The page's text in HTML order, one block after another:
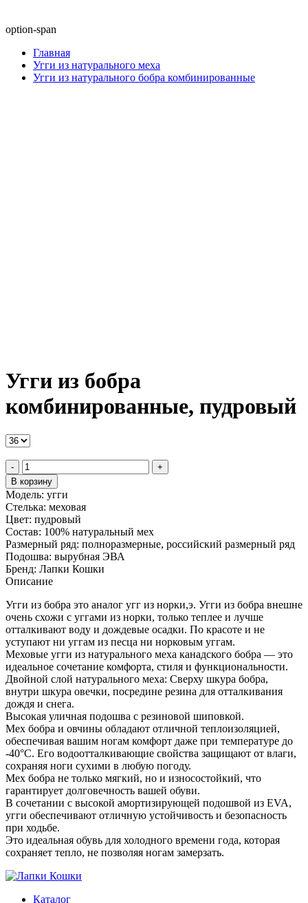
option-span
Главная
Угги из натурального меха
Угги из натурального бобра комбинированные
Угги из бобра
комбинированные, пудровый
-
+
В корзину
Модель: угги
Стелька: меховая
Цвет: пудровый
Состав: 100% натуральный мех
Размерный ряд: полноразмерные, российский размерный ряд
Подошва: вырубная ЭВА
Бренд: Лапки Кошки
Описание
Угги из бобра это аналог угг из норки,э. Угги из бобра внешне
очень схожи с уггами из норки, только теплее и лучше
отталкивают воду и дождевые осадки. По красоте и не
уступают ни уггам из песца ни норковым уггам.
Меховые угги из натурального меха канадского бобра — это
идеальное сочетание комфорта, стиля и функциональности.
Двойной слой натурального меха: Сверху шкура бобра,
внутри шкура овечки, посредине резина для отталкивания
дождя и снега.
Высокая уличная подошва с резиновой шиповкой.
Мех бобра и овчины обладают отличной теплоизоляцией,
обеспечивая вашим ногам комфорт даже при температуре до
-40°C. Его водоотталкивающие свойства защищают от влаги,
сохраняя ноги сухими в любую погоду.
Мех бобра не только мягкий, но и износостойкий, что
гарантирует долговечность вашей обуви.
В сочетании с высокой амортизирующей подошвой из EVA,
угги обеспечивают отличную устойчивость и безопасность
при ходьбе.
Это идеальная обувь для холодного времени года, которая
сохраняет тепло, не позволяя ногам замерзать.
Каталог